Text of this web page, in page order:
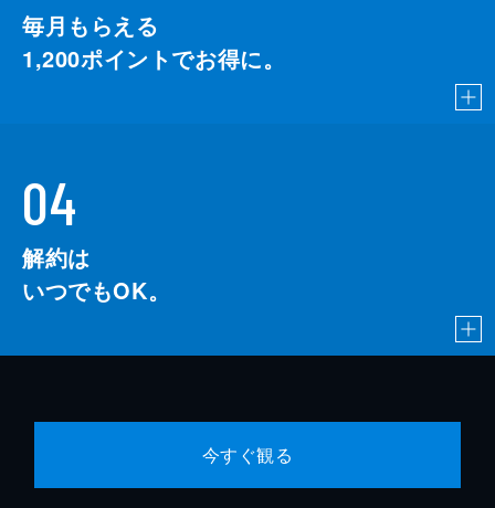
毎月もらえる
1,200ポイントでお得に。
04
解約は
いつでもOK。
今すぐ観る